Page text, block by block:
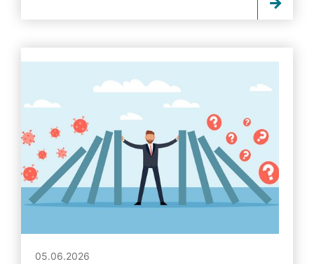
05.06.2026